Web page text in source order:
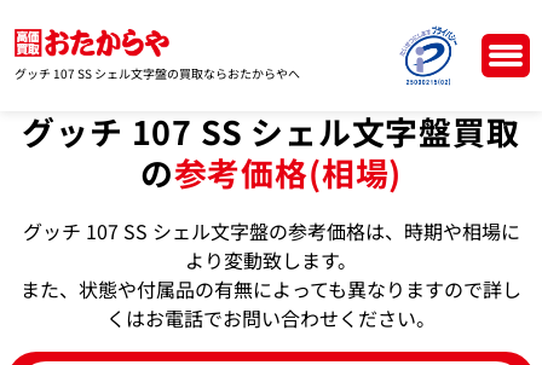
グッチ 107 SS シェル文字盤の買取ならおたからやへ
グッチ 107 SS シェル文字盤買取
の参考価格(相場)
グッチ 107 SS シェル文字盤の参考価格は、時期や相場に
より変動致します。
また、状態や付属品の有無によっても異なりますので詳し
くはお電話でお問い合わせください。